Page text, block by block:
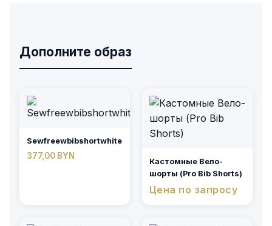
Дополните образ
Sewfreewbibshortwhite
377,00 BYN
Кастомные Вело-
шорты (Pro Bib Shorts)
Цена по запросу